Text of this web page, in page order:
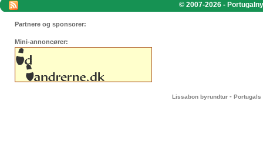
© 2007-2026 -
Partnere og sponsorer:
Mini-annoncører:
Lissabon byrundtur - Portugals